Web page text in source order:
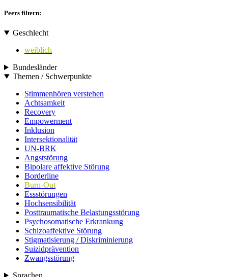
Peers filtern:
Geschlecht
weiblich
Bundesländer
Themen / Schwerpunkte
Stimmenhören verstehen
Achtsamkeit
Recovery
Empowerment
Inklusion
Intersektionalität
UN-BRK
Angststörung
Bipolare affektive Störung
Borderline
Burn-Out
Essstörungen
Hochsensibilität
Posttraumatische Belastungsstörung
Psychosomatische Erkrankung
Schizoaffektive Störung
Stigmatisierung / Diskriminierung
Suizidprävention
Zwangsstörung
Sprachen